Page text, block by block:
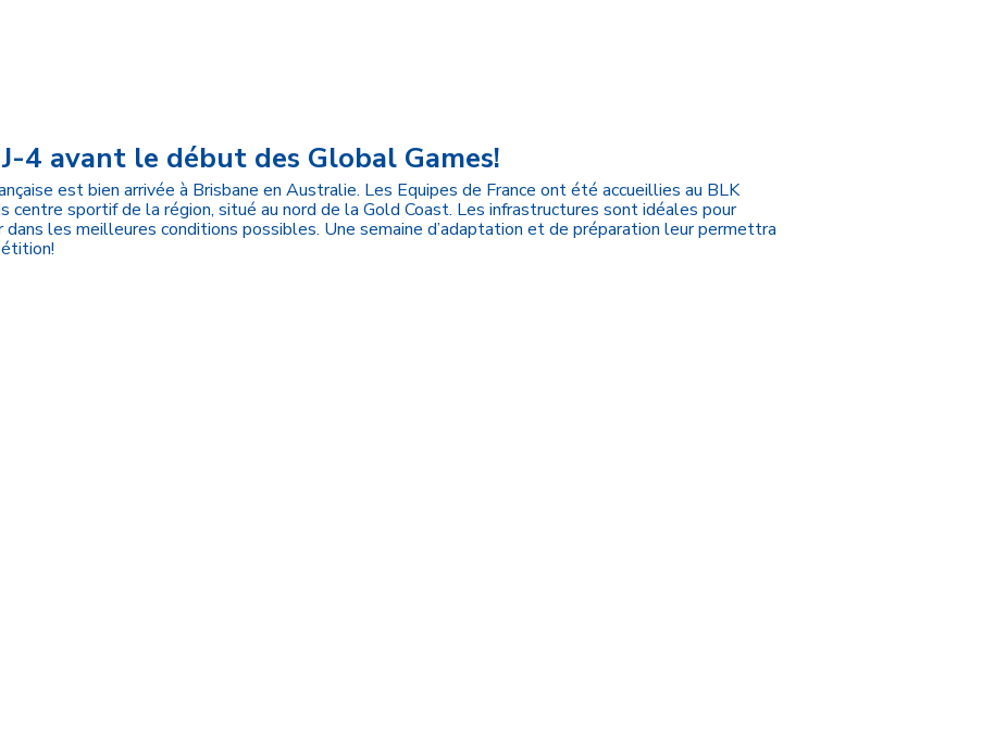
J-4 avant le début des Global Games!
est bien arrivée à Brisbane en Australie. Les Equipes de France ont été accueillies au BLK
centre sportif de la région, situé au nord de la Gold Coast. Les infrastructures sont idéales pour
les meilleures conditions possibles. Une semaine d’adaptation et de préparation leur permettra